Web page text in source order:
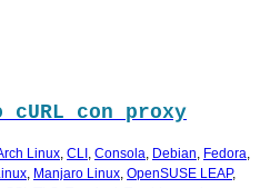
con proxy
Linux, CLI , Consola, Debian, Fedora,
, Manjaro Linux, OpenSUSE LEAP,